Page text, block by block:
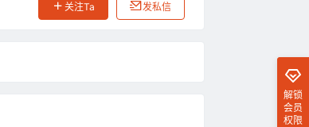
关注Ta
发私信
解锁
会员
权限